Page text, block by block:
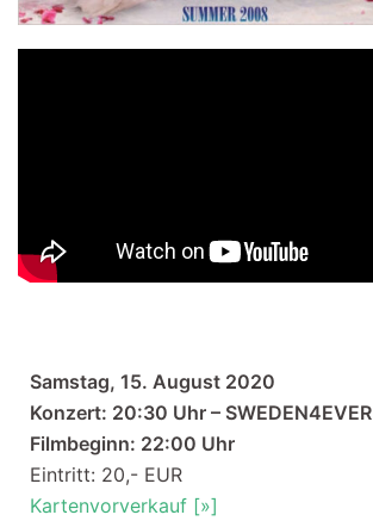
Samstag, 15. August 2020
Konzert: 20:30 Uhr – SWEDEN4EVER
Filmbeginn: 22:00 Uhr
Eintritt: 20,- EUR
Kartenvorverkauf [»]